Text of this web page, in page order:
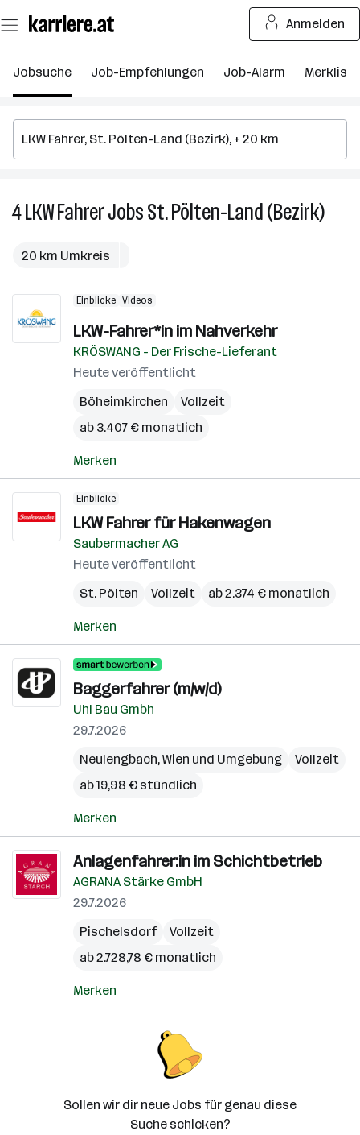
Seiteninhalt
springen
Anmelden
Jobsuche Job-Empfehlungen Job-Alarm Merkliste
4LKW FahrerJobsSt. Pölten-Land (Bezirk)4
20 km Umkreis
Einblicke Videos
LKW-Fahrer*in im Nahverkehr
KRÖSWANG - Der Frische-Lieferant
Heute veröffentlicht
Böheimkirchen
Vollzeit
ab 3.407 € monatlich
Merken
Einblicke
LKW Fahrer für Hakenwagen
Saubermacher AG
Heute veröffentlicht
St. Pölten
Vollzeit ab 2.374 € monatlich
Merken
Baggerfahrer (m/w/d)
Uhl Bau Gmbh
29.7.2026
Neulengbach,Wien und Umgebung
Vollzeit
ab 19,98 € stündlich
Merken
Anlagenfahrer:in im Schichtbetrieb
AGRANA Stärke GmbH
29.7.2026
Pischelsdorf
Vollzeit
ab 2.728,78 € monatlich
Merken
Sollen wir dir neue Jobs für genau diese
Suche schicken?